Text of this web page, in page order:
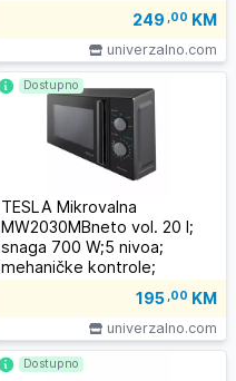
249 ,00 KM
univerzalno.com
TESLA Mikrovalna
MW2030MBneto vol. 20 l;
snaga 700 W;5 nivoa;
mehaničke kontrole;
195 ,00 KM
univerzalno.com
Dostupno
Dostupno